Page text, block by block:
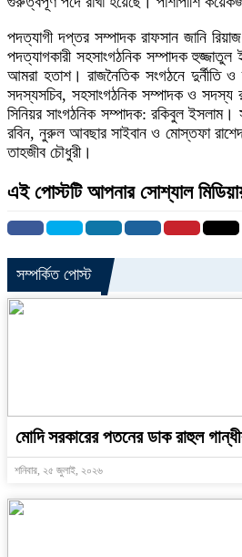
পদত্যাগী দপ্তর সম্পাদক রাফসান জানি
পদত্যাগকারী সহসাংগঠনিক সম্পাদক
আমরা হতাশ। রাজনৈতিক সংগঠনে দুর্নীতি ও
সদস্যসচিব, সহসাংগঠনিক সম্পাদক ও
সিনিয়র সাংগঠনিক সম্পাদক: রকিবুল
রবিন, নুরুল আবছার সাইবান ও মোস্তফা
তাহজীব চৌধুরী।
এই পোস্টটি আপনার সোশ্যাল
সম্পর্কিত পোস্ট
মোদি সরকারের পতনের ডাক রাহুল
শনিবার, ২৫ জুলাই, ২০২৬